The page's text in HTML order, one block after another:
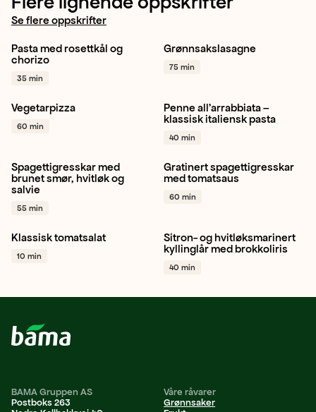
Se flere oppskrifter
Pasta
Middag
Pasta med rosettkål og
chorizo
35 min
Gul løk Hvitløk
+ 1
Grønnsakslasagne
75 min
Rødløk
Paprika gul
Paprika grønn
Vegetarpizza
60 min
Plommetomat
Hvitløk
Penne all'arrabbiata –
klassisk italiensk pasta
40 min
Spagettigresskar
Hvitløk
Salvie
Spagettigresskar med
brunet smør, hvitløk og
salvie
55 min
Spagettigresskar
Gratinert spagettigresskar
med tomatsaus
60 min
Tomat Hvitløk
Gressløk
+ 1
Klassisk tomatsalat
10 min
Italiensk
Kylling
Sitron- og hvitløksmarinert
kyllinglår med brokkoliris
40 min
BAMA Gruppen AS
Postboks 263
Våre råvarer
Grønnsaker